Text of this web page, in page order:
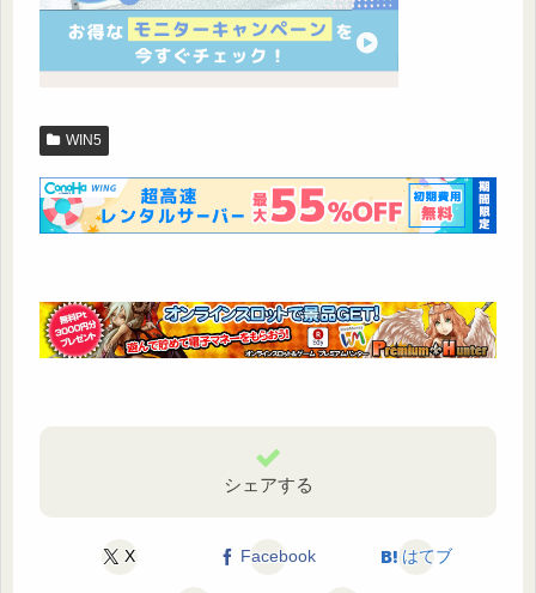
WIN5
シェアする
X Facebook はてブ